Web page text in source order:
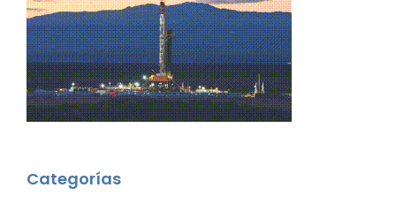
Categorías